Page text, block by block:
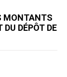
MONTANTS
DU DÉPÔT DE